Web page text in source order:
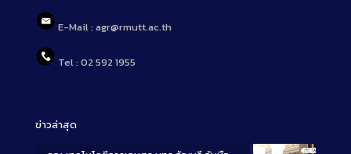
E-Mail : agr@rmutt.ac.th
Tel : 02 592 1955
ข่าวล่าสุด